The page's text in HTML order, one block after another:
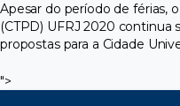
Apesar do período de férias,
(CTPD) UFRJ 2020 continua
propostas para a Cidade
">